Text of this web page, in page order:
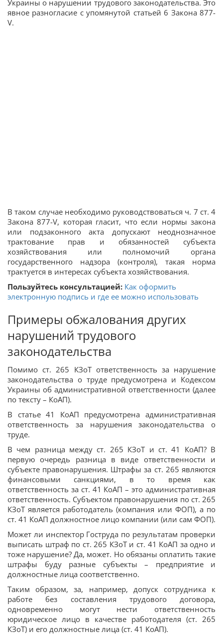
Украины о нарушении трудового законодательства. Это
явное разногласие с упомянутой статьей 6 Закона 877-
V.
В таком случае необходимо руководствоваться ч. 7 ст. 4
Закона 877-V, которая гласит, что если нормы закона
или подзаконного акта допускают неоднозначное
трактование прав и обязанностей субъекта
хозяйствования или полномочий органа
государственного надзора (контроля), такая норма
трактуется в интересах субъекта хозяйствования.
Пользуйтесь консультацией: Как оформить
электронную подпись и где ее можно использовать
Примеры обжалования других
нарушений трудового
законодательства
Помимо ст. 265 КЗоТ ответственность за нарушение
законодательства о труде предусмотрена и Кодексом
Украины об административной ответственности (далее
по тексту – КоАП).
В статье 41 КоАП предусмотрена административная
ответственность за нарушения законодательства о
труде.
В чем разница между ст. 265 КЗоТ и ст. 41 КоАП? В
первую очередь разница в виде ответственности и
субъекте правонарушения. Штрафы за ст. 265 являются
финансовыми санкциями, в то время как
ответственность за ст. 41 КоАП – это административная
ответственность. Субъектом правонарушения по ст. 265
КЗоТ является работодатель (компания или ФОП), а по
ст. 41 КоАП должностное лицо компании (или сам ФОП).
Может ли инспектор Гоструда по результатам проверки
выписать штраф по ст. 265 КЗоТ и ст. 41 КоАП за одно и
тоже нарушение? Да, может. Но обязаны оплатить такие
штрафы буду разные субъекты – предприятие и
должностные лица соответственно.
Таким образом, за, например, допуск сотрудника к
работе без составления трудового договора,
одновременно могут нести ответственность
юридическое лицо в качестве работодателя (ст. 265
КЗоТ) и его должностные лица (ст. 41 КоАП).